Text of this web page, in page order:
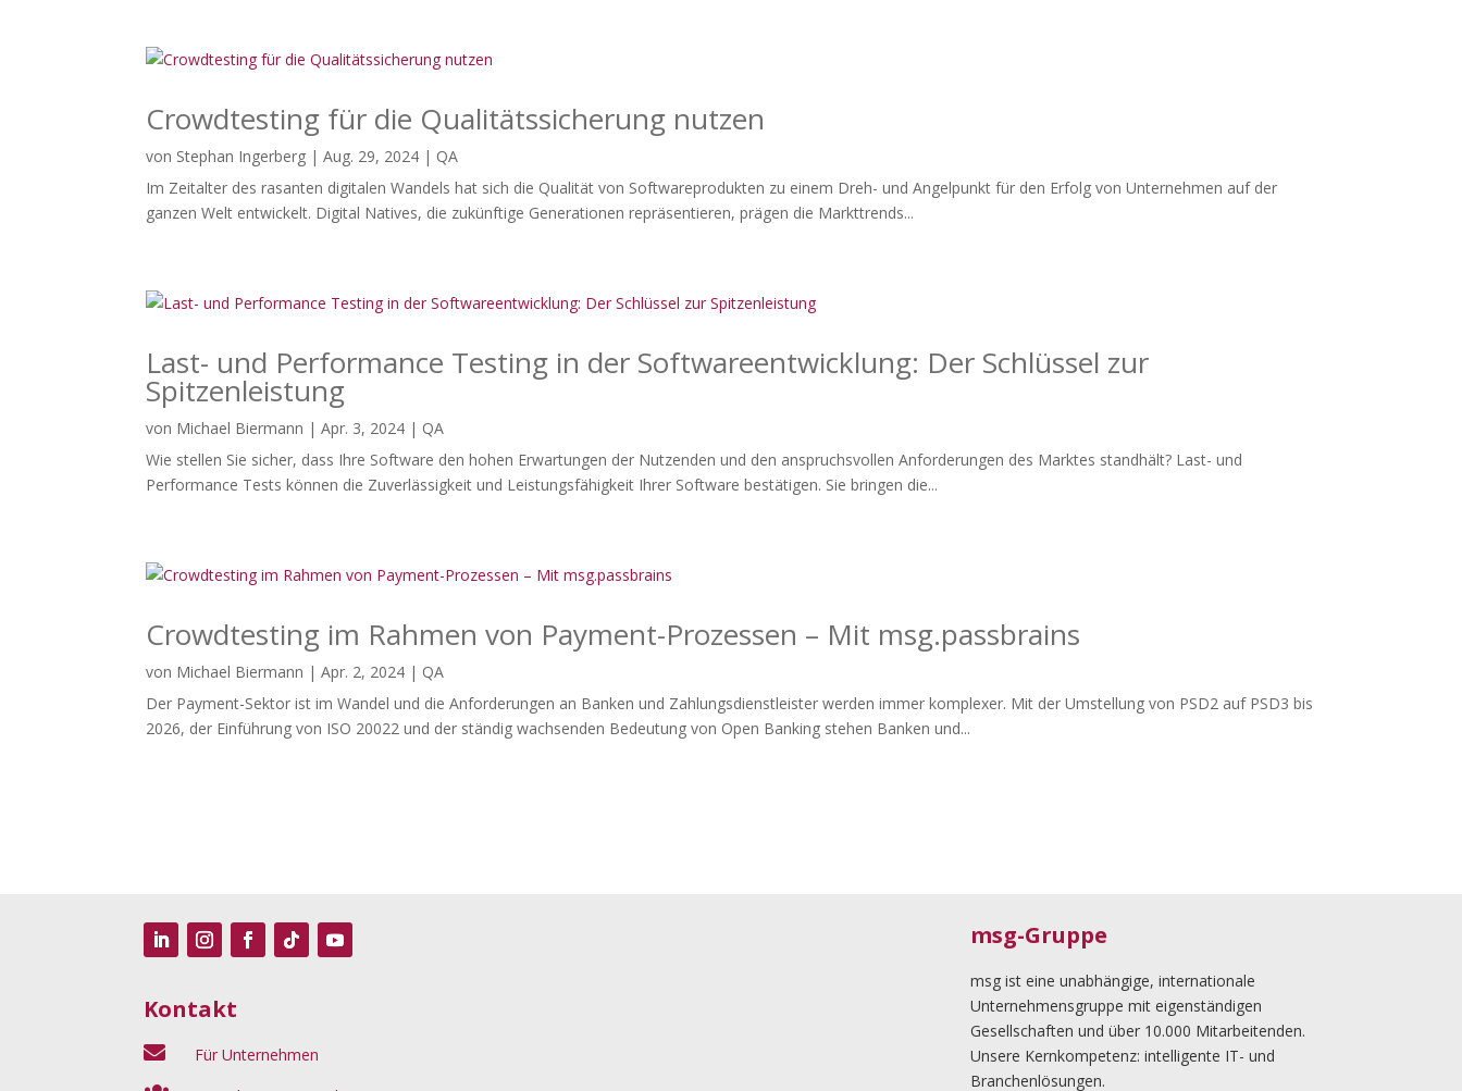
Crowdtesting für die Qualitätssicherung nutzen
von Stephan Ingerberg |Aug. 29, 2024 | QA
Im Zeitalter des rasanten digitalen Wandels hat sich die Qualität von Softwareprodukten zu einem Dreh- und Angelpunkt für den Erfolg von Unternehmen auf der
ganzen Welt entwickelt. Digital Natives, die zukünftige Generationen repräsentieren, prägen die Markttrends...
Last- und Performance Testing in der Softwareentwicklung: Der Schlüssel zur
Spitzenleistung
von Michael Biermann |Apr. 3, 2024 | QA
Wie stellen Sie sicher, dass Ihre Software den hohen Erwartungen der Nutzenden und den anspruchsvollen Anforderungen des Marktes standhält? Last- und
Performance Tests können die Zuverlässigkeit und Leistungsfähigkeit Ihrer Software bestätigen. Sie bringen die...
Crowdtesting im Rahmen von Payment-Prozessen – Mit msg.passbrains
von Michael Biermann |Apr. 2, 2024 | QA
Der Payment-Sektor ist im Wandel und die Anforderungen an Banken und Zahlungsdienstleister werden immer komplexer. Mit der Umstellung von PSD2 auf PSD3 bis
2026, der Einführung von ISO 20022 und der ständig wachsenden Bedeutung von Open Banking stehen Banken und...
Kontakt
 Für Unternehmen
msg-Gruppe
msg ist eine unabhängige, internationale
Unternehmensgruppe mit eigenständigen
Gesellschaften und über 10.000 Mitarbeitenden.
Unsere Kernkompetenz: intelligente IT- und
Branchenlösungen.